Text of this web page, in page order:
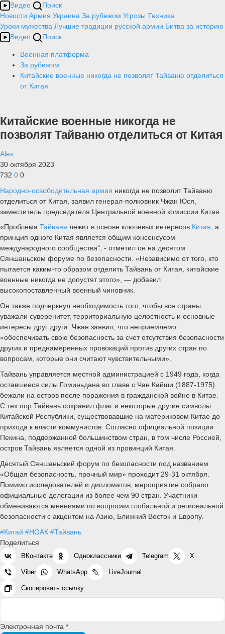
Видео
Поиск
Новости Армия Украина За рубежом Угрозы Техника
Уроки мужества Лучшие традиции русской армии Битва за историю
Видео
Поиск
Военная платформа
За рубежом
Китайские военные никогда не позволят Тайваню отделиться
от Китая
Китайские военные никогда не
позволят Тайваню отделиться от Китая
Alex
30 октября 2023
732 0 0
Народно-освободительная армия никогда не позволит Тайваню
отделиться от Китая, заявил генерал-полковник Чжан Юся,
заместитель председателя Центральной военной комиссии Китая.
«Проблема Тайваня лежит в основе ключевых интересов Китая, а
принцип одного Китая является общим консенсусом
международного сообщества", - отметил он на десятом
Сяншаньском форуме по безопасности. «Независимо от того, кто
пытается каким-то образом отделить Тайвань от Китая, китайские
военные никогда не допустят этого», — добавил
высокопоставленный военный чиновник.
Он также подчеркнул необходимость того, чтобы все страны
уважали суверенитет, территориальную целостность и основные
интересы друг друга. Чжан заявил, что неприемлемо
«обеспечивать свою безопасность за счет отсутствия безопасности
других и преднамеренных провокаций против других стран по
вопросам, которые они считают чувствительными».
Тайвань управляется местной администрацией с 1949 года, когда
оставшиеся силы Гоминьдана во главе с Чан Кайши (1887-1975)
бежали на остров после поражения в гражданской войне в Китае.
С тех пор Тайвань сохранил флаг и некоторые другие символы
Китайской Республики, существовавшие на материковом Китае до
прихода к власти коммунистов. Согласно официальной позиции
Пекина, поддержанной большинством стран, в том числе Россией,
остров Тайвань является одной из провинций Китая.
Десятый Сяншаньский форум по безопасности под названием
«Общая безопасность, прочный мир» проходит 29-31 октября.
Помимо исследователей и дипломатов, мероприятие собрало
официальные делегации из более чем 90 стран. Участники
обмениваются мнениями по вопросам глобальной и региональной
безопасности с акцентом на Азию, Ближний Восток и Европу.
#Китай #НОАК #Тайвань
Поделиться
ВКонтакте Одноклассники Telegram X
Viber WhatsApp LiveJournal
Скопировать ссылку
Электронная почта *